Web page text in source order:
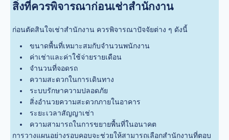
สิ่งที่ควรพิจารณาก่อนเช่าสำนักงาน
ก่อนตัดสินใจเช่าสำนักงาน ควรพิจารณาปัจจัยต่าง ๆ ดังนี้
ขนาดพื้นที่เหมาะสมกับจำนวนพนักงาน
ค่าเช่าและค่าใช้จ่ายรายเดือน
จำนวนที่จอดรถ
ความสะดวกในการเดินทาง
ระบบรักษาความปลอดภัย
สิ่งอำนวยความสะดวกภายในอาคาร
ระยะเวลาสัญญาเช่า
ความสามารถในการขยายพื้นที่ในอนาคต
การวางแผนอย่างรอบคอบจะช่วยให้สามารถเลือกสำนักงานที่ตอบ